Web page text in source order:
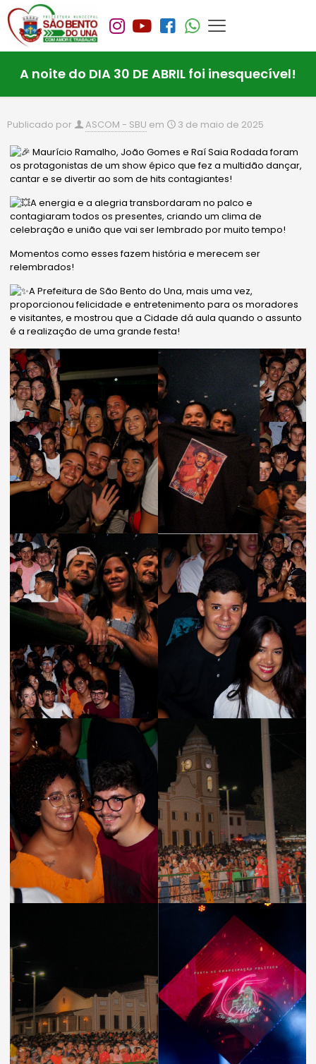
A noite do DIA 30 DE ABRIL foi inesquecível!
Publicado por ASCOM - SBU em 3 de maio de 2025
Maurício Ramalho, João Gomes e Raí Saia Rodada foram
os protagonistas de um show épico que fez a multidão dançar,
cantar e se divertir ao som de hits contagiantes!
A energia e a alegria transbordaram no palco e
contagiaram todos os presentes, criando um clima de
celebração e união que vai ser lembrado por muito tempo!
Momentos como esses fazem história e merecem ser
relembrados!
A Prefeitura de São Bento do Una, mais uma vez,
proporcionou felicidade e entretenimento para os moradores
e visitantes, e mostrou que a Cidade dá aula quando o assunto
é a realização de uma grande festa!